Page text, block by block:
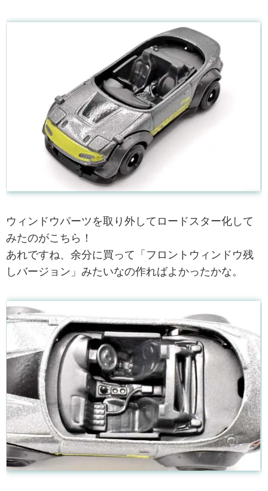
ウィンドウパーツを取り外してロードスター化して
みたのがこちら！
あれですね、余分に買って「フロントウィンドウ残
しバージョン」みたいなの作ればよかったかな。